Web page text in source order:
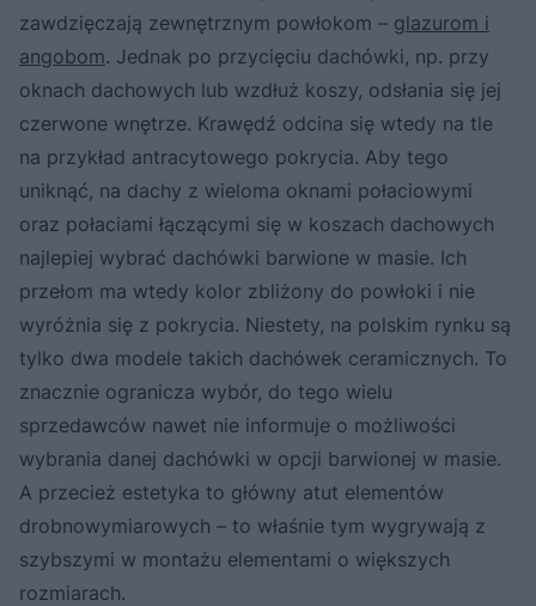
zawdzięczają zewnętrznym powłokom – glazurom i
angobom. Jednak po przycięciu dachówki, np. przy
oknach dachowych lub wzdłuż koszy, odsłania się jej
czerwone wnętrze. Krawędź odcina się wtedy na tle
na przykład antracytowego pokrycia. Aby tego
uniknąć, na dachy z wieloma oknami połaciowymi
oraz połaciami łączącymi się w koszach dachowych
najlepiej wybrać dachówki barwione w masie. Ich
przełom ma wtedy kolor zbliżony do powłoki i nie
wyróżnia się z pokrycia. Niestety, na polskim rynku są
tylko dwa modele takich dachówek ceramicznych. To
znacznie ogranicza wybór, do tego wielu
sprzedawców nawet nie informuje o możliwości
wybrania danej dachówki w opcji barwionej w masie.
A przecież estetyka to główny atut elementów
drobnowymiarowych – to właśnie tym wygrywają z
szybszymi w montażu elementami o większych
rozmiarach.